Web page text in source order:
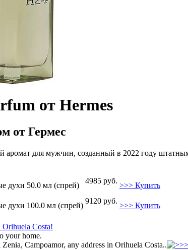
от Hermes
от Гермес
аромат для мужчин, созданный в 2022 году
духи 50.0 мл (спрей)
4985 руб.
>>> Купить
духи 100.0 мл (спрей)
9120 руб.
>>> Купить
Costa!
your home.
Campoamor, any address in Orihuela Costa..